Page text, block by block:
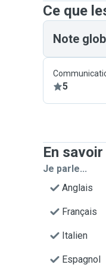
Ce que
Note
5
En
Je parle...
Anglais
Français
Italien
Espagnol